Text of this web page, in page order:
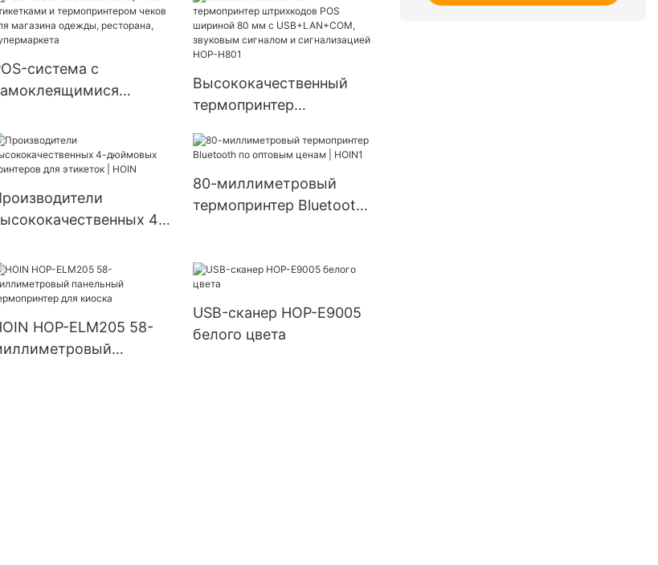
термопринтер
система с
чеков
магазина одежды,
супермаркета
Высококачественный
термопринтер
шириной 80 мм с
звуковым сигналом и
сигнализацией HOP-H801
4-
этикеток | HOIN
80-миллиметровый
термопринтер Bluetooth
HOP-ELM205 58-
USB-сканер HOP-E9005
белого цвета